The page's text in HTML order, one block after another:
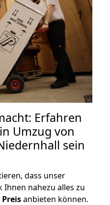
Erfahren
Umzug von
sein
dass unser
nahezu alles zu
Preisanbieten können.